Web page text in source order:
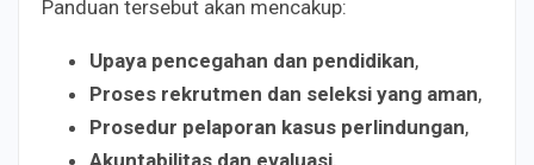
Panduan tersebut akan mencakup:
Upaya pencegahan dan pendidikan,
Proses rekrutmen dan seleksi yang aman,
Prosedur pelaporan kasus perlindungan,
Akuntabilitas dan evaluasi,